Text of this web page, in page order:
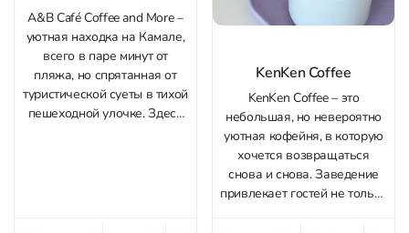
A&B Café Coffee and More –
уютная находка на Камале,
всего в паре минут от
пляжа, но спрятанная от
туристической суеты в тихой
пешеходной улочке. Здесь
KenKen Coffee
KenKen Coffee – это
небольшая, но невероятно
уютная кофейня, в которую
хочется возвращаться
снова и снова. Заведение
привлекает гостей не только